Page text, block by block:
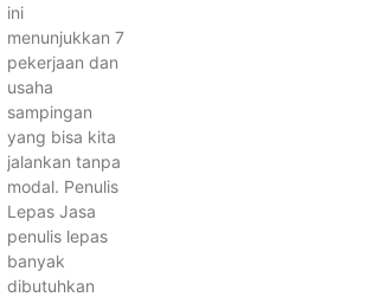
ini
menunjukkan 7
pekerjaan dan
usaha
sampingan
yang bisa kita
jalankan tanpa
modal. Penulis
Lepas Jasa
penulis lepas
banyak
dibutuhkan